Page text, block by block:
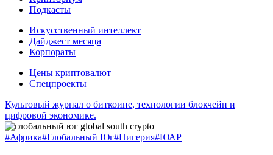
Подкасты
Искусственный интеллект
Дайджест месяца
Корпораты
Цены криптовалют
Спецпроекты
Культовый журнал о биткоине, технологии блокчейн и
цифровой экономике.
#Африка#Глобальный Юг#Нигерия#ЮАР